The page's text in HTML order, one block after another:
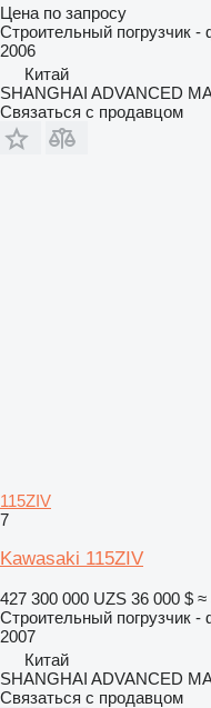
Цена по запросу
Строительный погрузчик -
2006
Китай
SHANGHAI ADVANCED
Связаться с продавцом
115ZIV
7
Kawasaki 115ZIV
427 300 000 UZS 36 000 $ ≈
Строительный погрузчик -
2007
Китай
SHANGHAI ADVANCED
Связаться с продавцом